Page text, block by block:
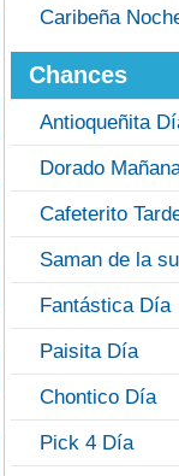
Caribeña
Chances
Antioqueñita
Dorado
Cafeterito
Saman de la
Fantástica Día
Paisita Día
Chontico Día
Pick 4 Día